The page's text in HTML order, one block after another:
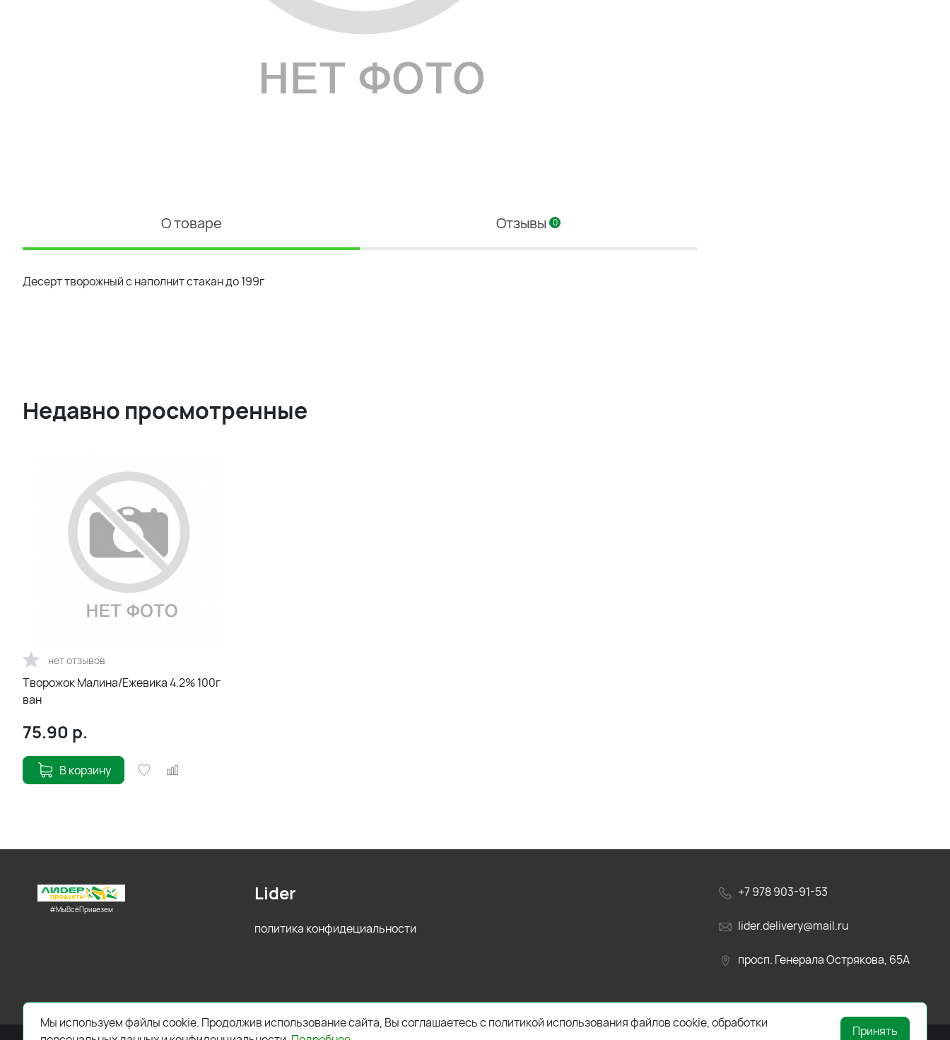
О товаре Отзывы 0
Десерт творожный с наполнит стакан до 199г
Недавно просмотренные
нет отзывов
Творожок Малина/Ежевика 4.2% 100г
ван
75.90 р.
В корзину
#МыВсёПривезем
+7 978 903-91-53
lider.delivery@mail.ru
просп. Генерала Острякова, 65А
Lider
политика конфидециальности
Мы используем файлы cookie. Продолжив использование сайта, Вы соглашаетесь с политикой использования файлов cookie, обработки
Принять